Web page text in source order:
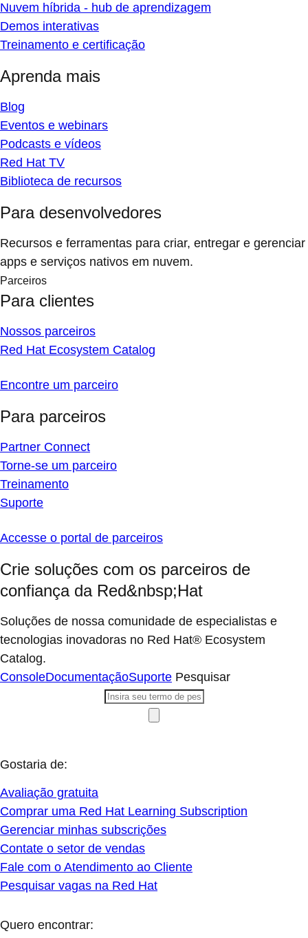
Nuvem híbrida - hub de aprendizagem
Demos interativas
Treinamento e certificação
Aprenda mais
Blog
Eventos e webinars
Podcasts e vídeos
Red Hat TV
Biblioteca de recursos
Para desenvolvedores
Recursos e ferramentas para criar, entregar e gerenciar
apps e serviços nativos em nuvem.
Parceiros
Para clientes
Nossos parceiros
Red Hat Ecosystem Catalog
Encontre um parceiro
Para parceiros
Partner Connect
Torne-se um parceiro
Treinamento
Suporte
Accesse o portal de parceiros
Crie soluções com os parceiros de
confiança da Red&nbsp;Hat
Soluções de nossa comunidade de especialistas e
tecnologias inovadoras no Red Hat® Ecosystem
Catalog.
ConsoleDocumentaçãoSuporte Pesquisar
Gostaria de:
Avaliação gratuita
Comprar uma Red Hat Learning Subscription
Gerenciar minhas subscrições
Contate o setor de vendas
Fale com o Atendimento ao Cliente
Pesquisar vagas na Red Hat
Quero encontrar: